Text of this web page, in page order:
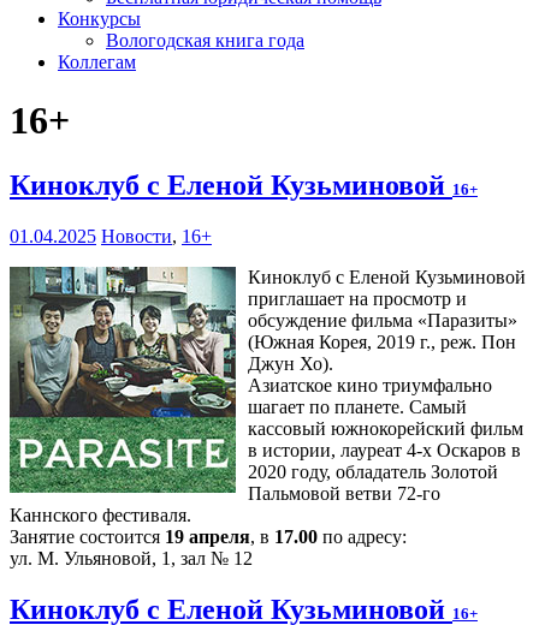
Конкурсы
Вологодская книга года
Коллегам
16+
Киноклуб с Еленой Кузьминовой 16+
01.04.2025 Новости, 16+
Киноклуб с Еленой Кузьминовой
приглашает на просмотр и
обсуждение фильма «Паразиты»
(Южная Корея, 2019 г., реж. Пон
Джун Хо).
Азиатское кино триумфально
шагает по планете. Самый
кассовый южнокорейский фильм
в истории, лауреат 4-х Оскаров в
2020 году, обладатель Золотой
Пальмовой ветви 72-го
Каннского фестиваля.
Занятие состоится 19 апреля, в 17.00 по адресу:
ул. М. Ульяновой, 1, зал № 12
Киноклуб с Еленой Кузьминовой 16+